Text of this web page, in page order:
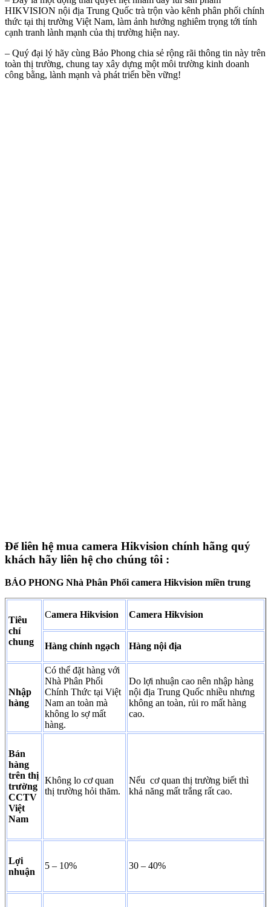
HIKVISION nội địa Trung Quốc trà trộn vào kênh phân phối chính
thức tại thị trường Việt Nam, làm ảnh hưởng nghiêm trọng tới tính
cạnh tranh lành mạnh của thị trường hiện nay.
– Quý đại lý hãy cùng Bảo Phong chia sẻ rộng rãi thông tin này trên
toàn thị trường, chung tay xây dựng một môi trường kinh doanh
công bằng, lành mạnh và phát triển bền vững!
Để liên hệ mua camera Hikvision chính hãng quý
khách hãy liên hệ cho chúng tôi :
BẢO PHONG Nhà Phân Phối camera Hikvision miền trung
Tiêu
chí
chung
Camera Hikvision Camera Hikvision
Hàng chính ngạch Hàng nội địa
Nhập
hàng
Có thể đặt hàng với
Nhà Phân Phối
Chính Thức tại Việt
Nam an toàn mà
không lo sợ mất
hàng.
Do lợi nhuận cao nên nhập hàng
nội địa Trung Quốc nhiều nhưng
không an toàn, rủi ro mất hàng
cao.
Bán
hàng
trên thị
trường
CCTV
Việt
Nam
Không lo cơ quan
thị trường hỏi thăm.
Nếu cơ quan thị trường biết thì
khả năng mất trắng rất cao.
Lợi
nhuận
5 – 10% 30 – 40%